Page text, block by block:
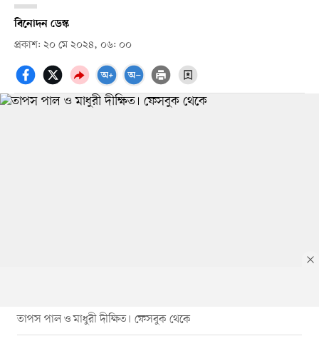
বিনোদন ডেস্ক
প্রকাশ: ২০ মে ২০২৪, ০৬: ০০
তাপস পাল ও মাধুরী দীক্ষিত। ফেসবুক থেকে